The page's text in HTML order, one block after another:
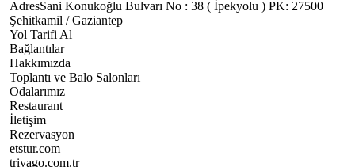
AdresSani Konukoğlu Bulvarı No : 38 ( İpekyolu ) PK: 27500
Şehitkamil / Gaziantep
Yol Tarifi Al
Bağlantılar
Hakkımızda
Toplantı ve Balo Salonları
Odalarımız
Restaurant
İletişim
Rezervasyon
etstur.com
trivago.com.tr